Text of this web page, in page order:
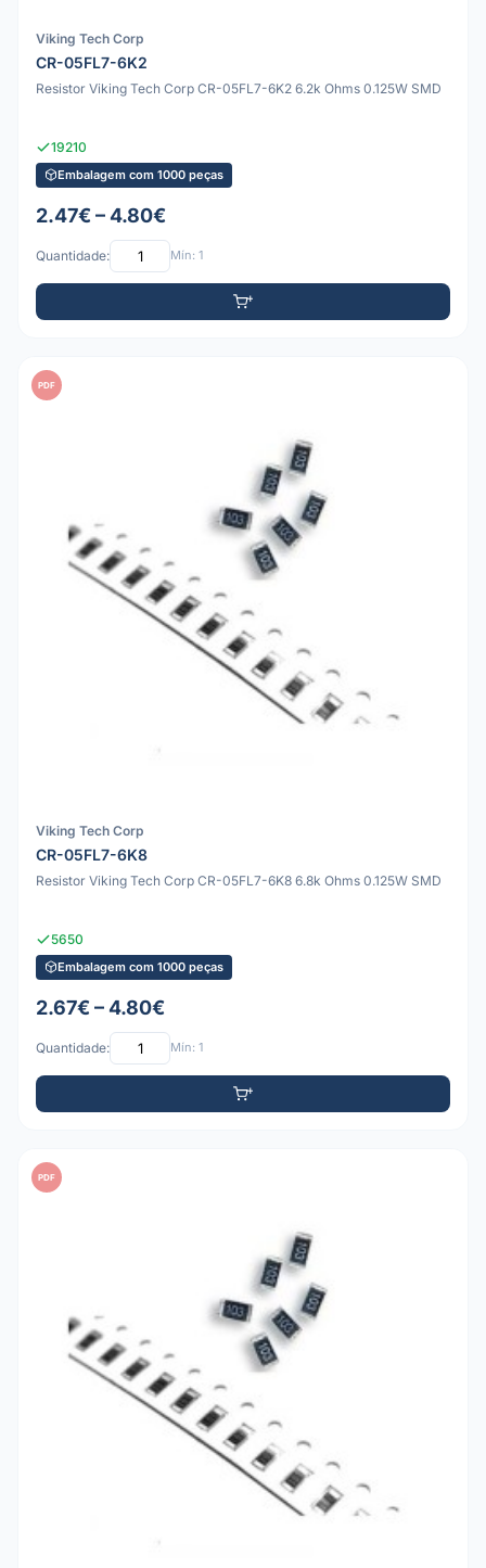
Viking Tech Corp
CR-05FL7-6K2
Resistor Viking Tech Corp CR-05FL7-6K2 6.2k Ohms 0.125W SMD
19210
Embalagem com 1000 peças
2.47€ – 4.80€
Quantidade: Mín: 1
PDF
Viking Tech Corp
CR-05FL7-6K8
Resistor Viking Tech Corp CR-05FL7-6K8 6.8k Ohms 0.125W SMD
5650
Embalagem com 1000 peças
2.67€ – 4.80€
Quantidade: Mín: 1
PDF